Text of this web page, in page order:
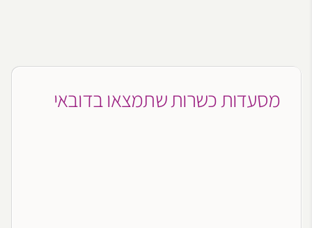
מסעדות כשרות שתמצאו בדובאי